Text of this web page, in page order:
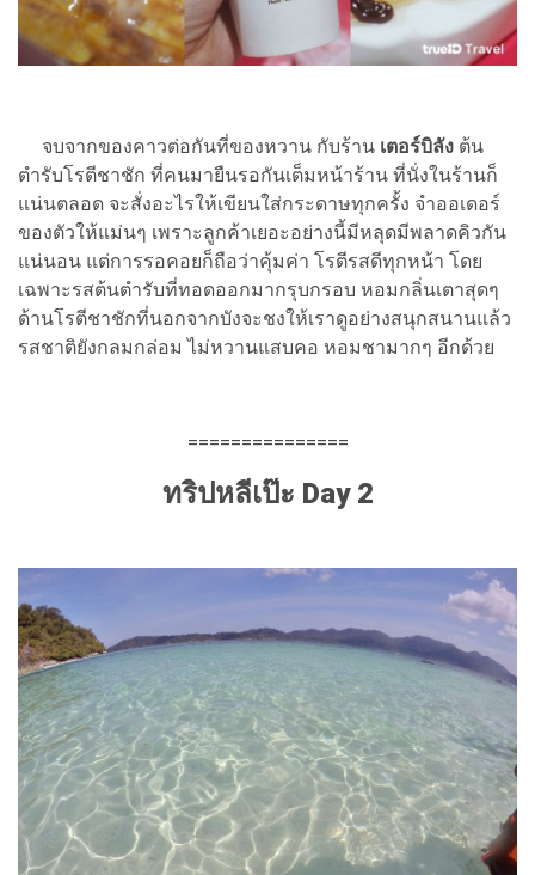
จบจากของคาวต่อกันที่ของหวาน กับร้าน เตอร์บิลัง ต้น
ตำรับโรตีชาชัก ที่คนมายืนรอกันเต็มหน้าร้าน ที่นั่งในร้านก็
แน่นตลอด จะสั่งอะไรให้เขียนใส่กระดาษทุกครั้ง จำออเดอร์
ของตัวให้แม่นๆ เพราะลูกค้าเยอะอย่างนี้มีหลุดมีพลาดคิวกัน
แน่นอน แต่การรอคอยก็ถือว่าคุ้มค่า โรตีรสดีทุกหน้า โดย
เฉพาะรสต้นตำรับที่ทอดออกมากรุบกรอบ หอมกลิ่นเตาสุดๆ
ด้านโรตีชาชักที่นอกจากบังจะชงให้เราดูอย่างสนุกสนานแล้ว
รสชาติยังกลมกล่อม ไม่หวานแสบคอ หอมชามากๆ อีกด้วย
===============
ทริปหลีเป๊ะ Day 2